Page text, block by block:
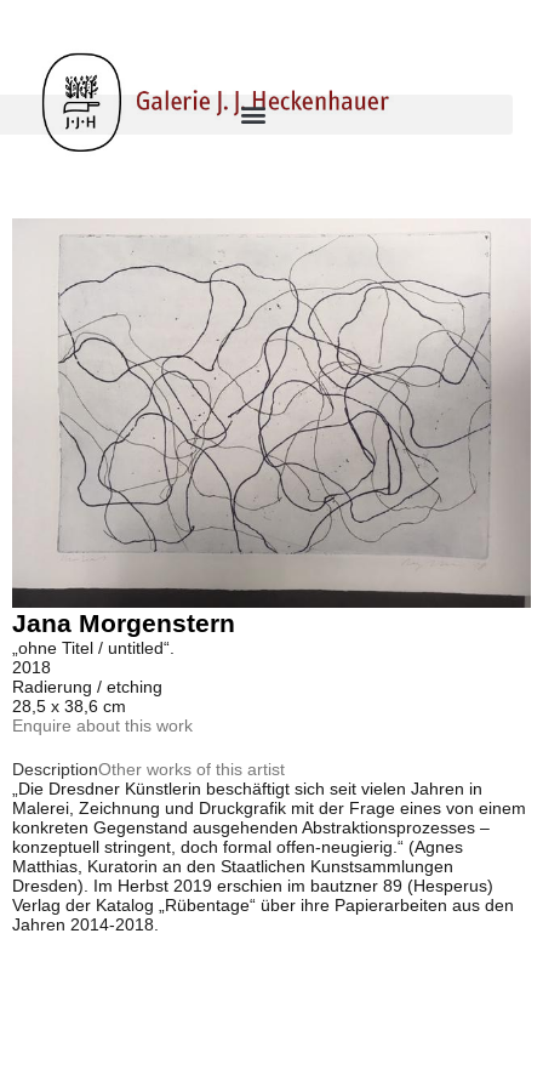
Jana Morgenstern
„ohne Titel / untitled“.
2018
Radierung / etching
28,5 x 38,6 cm
Enquire about this work
DescriptionOther works of this artist
„Die Dresdner Künstlerin beschäftigt sich seit vielen Jahren in
Malerei, Zeichnung und Druckgrafik mit der Frage eines von einem
konkreten Gegenstand ausgehenden Abstraktionsprozesses –
konzeptuell stringent, doch formal offen-neugierig.“ (Agnes
Matthias, Kuratorin an den Staatlichen Kunstsammlungen
Dresden). Im Herbst 2019 erschien im bautzner 89 (Hesperus)
Verlag der Katalog „Rübentage“ über ihre Papierarbeiten aus den
Jahren 2014-2018.